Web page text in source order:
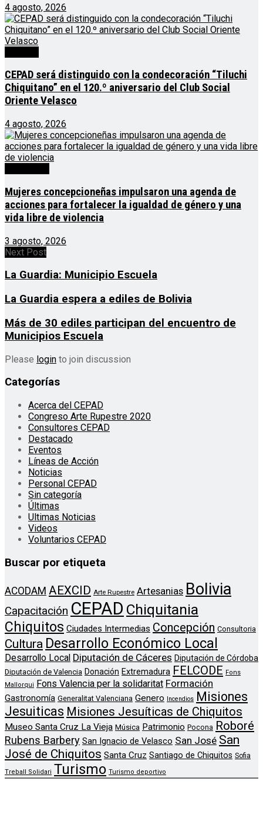
4 agosto, 2026
CEPAD será distinguido con la condecoración “Tiluchi
Chiquitano” en el 120.º aniversario del Club Social
Oriente Velasco
4 agosto, 2026
Mujeres concepcioneñas impulsaron una agenda de
acciones para fortalecer la igualdad de género y una
vida libre de violencia
3 agosto, 2026
Next Post
La Guardia: Municipio Escuela
La Guardia espera a ediles de Bolivia
Más de 30 ediles participan del encuentro de
Municipios Escuela
Please login to join discussion
Categorías
Acerca del CEPAD
Congreso Arte Rupestre 2020
Consultores CEPAD
Destacado
Eventos
Líneas de Acción
Noticias
Personal CEPAD
Sin categoría
Últimas
Ultimas Noticias
Videos
Voluntarios CEPAD
Buscar por etiqueta
ACODAM AEXCID Arte Rupestre Artesanias Bolivia
Capacitación CEPAD Chiquitania
Chiquitos Ciudades Intermedias Concepción Consultoria
Cultura Desarrollo Económico Local
Desarrollo Local Diputación de Cáceres Diputación de Córdoba
Diputación de Valencia Donación Extremadura FELCODE Fons
Mallorqui
Fons Valencia per la solidaritat Formación
Gastronomía Generalitat Valenciana Genero Incendios
Misiones
Jesuiticas Misiones Jesuíticas de Chiquitos
Museo Santa Cruz La Vieja Música Patrimonio Pocona Roboré
Rubens Barbery San Ignacio de Velasco San José San
José de Chiquitos Santa Cruz Santiago de Chiquitos Sofia
Treball Solidari Turismo Turismo deportivo